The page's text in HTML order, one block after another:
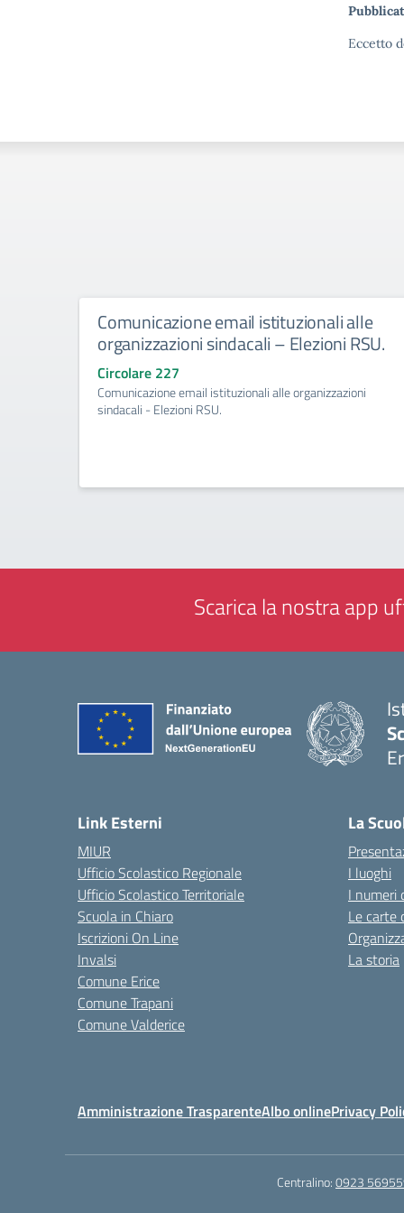
Eccetto
Comunicazione email istituzionali alle
organizzazioni sindacali – Elezioni RSU.
Circolare 227
Comunicazione email istituzionali alle organizzazioni
sindacali - Elezioni RSU.
Scarica la nostra app
Link Esterni
MIUR
Ufficio Scolastico Regionale
Ufficio Scolastico Territoriale
Scuola in Chiaro
Iscrizioni On Line
Invalsi
Comune Erice
Comune Trapani
Comune Valderice
La
I luoghi
I numeri
Le carte
La storia
Amministrazione TrasparenteAlbo onlinePrivacy
Centralino:0923